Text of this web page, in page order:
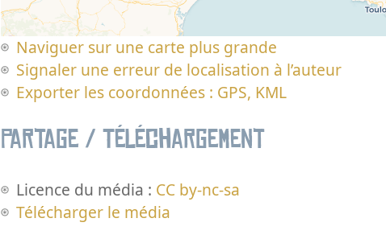
Naviguer sur une carte plus grande
Signaler une erreur de localisation à l’auteur
Exporter les coordonnées : GPS, KML
Partage / Téléchargement
Licence du média : CC by-nc-sa
Télécharger le média